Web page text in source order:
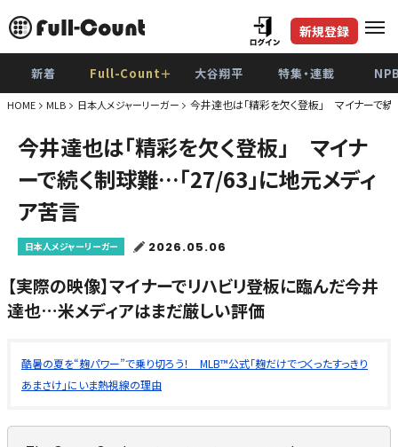
新規登録
新着 Full-Count＋ 大谷翔平 特集・連載
HOME MLB 日本人メジャーリーガー 今井達也は「精彩を欠く登板」 マイナーで
今井達也は「精彩を欠く登板」 マイナ
ーで続く制球難…「27/63」に地元メディ
ア苦言
日本人メジャーリーガー 2026.05.06
【実際の映像】マイナーでリハビリ登板に臨んだ今井
達也…米メディアはまだ厳しい評価
酷暑の夏を“麹パワー”で乗り切ろう！ MLB™公式「麹だけでつくったすっきり
あまさけ」にいま熱視線の理由